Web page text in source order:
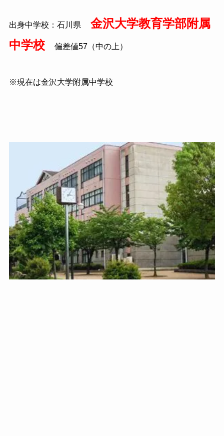
出身中学校：石川県
金沢大学教育学部附属
中学校
偏差値57（中の上）
※現在は金沢大学附属中学校